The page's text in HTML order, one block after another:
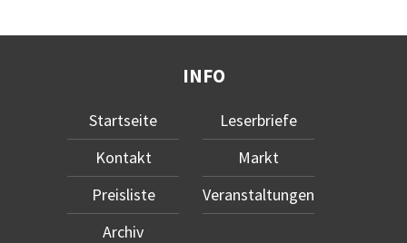
INFO
Startseite
Kontakt
Preisliste
Archiv
Leserbriefe
Markt
Veranstaltungen